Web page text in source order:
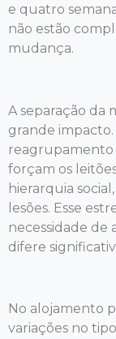
e quatro
não estão
mudança.
A separação da
grande
reagrupamento
forçam os
hierarquia
lesões. Esse
necessidade de
difere
No alojamento
variações no